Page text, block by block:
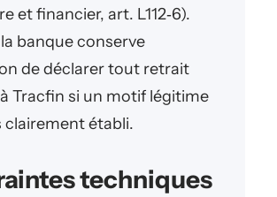
et financier, art. L112‑6).
la banque conserve
de déclarer tout retrait
Tracfin si un motif légitime
clairement établi.
techniques